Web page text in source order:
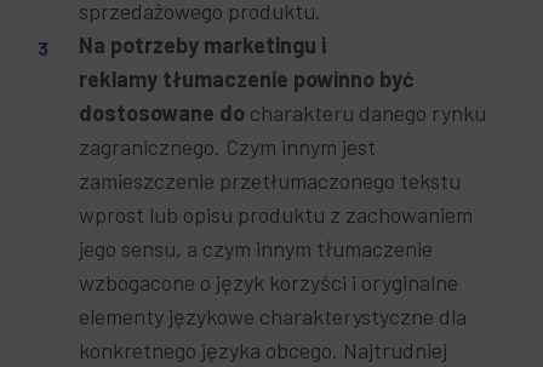
sprzedażowego produktu.
Na potrzeby marketingu i
reklamy tłumaczenie powinno być
dostosowane do charakteru danego rynku
zagranicznego. Czym innym jest
zamieszczenie przetłumaczonego tekstu
wprost lub opisu produktu z zachowaniem
jego sensu, a czym innym tłumaczenie
wzbogacone o język korzyści i oryginalne
elementy językowe charakterystyczne dla
konkretnego języka obcego. Najtrudniej